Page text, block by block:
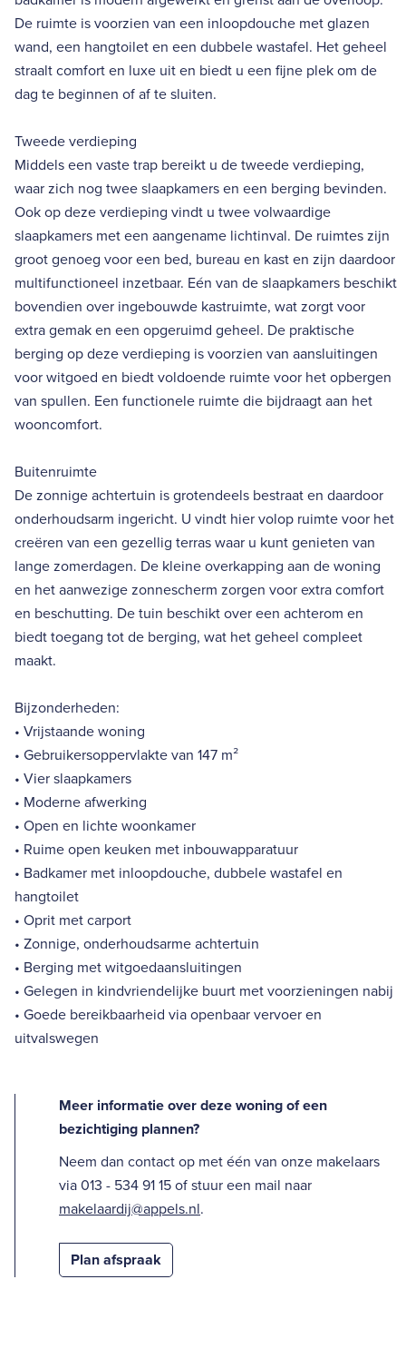
De ruimte is voorzien van een inloopdouche met glazen
wand, een hangtoilet en een dubbele wastafel. Het geheel
straalt comfort en luxe uit en biedt u een fijne plek om de
dag te beginnen of af te sluiten.
Tweede verdieping
Middels een vaste trap bereikt u de tweede verdieping,
waar zich nog twee slaapkamers en een berging bevinden.
Ook op deze verdieping vindt u twee volwaardige
slaapkamers met een aangename lichtinval. De ruimtes zijn
groot genoeg voor een bed, bureau en kast en zijn daardoor
multifunctioneel inzetbaar. Eén van de slaapkamers beschikt
bovendien over ingebouwde kastruimte, wat zorgt voor
extra gemak en een opgeruimd geheel. De praktische
berging op deze verdieping is voorzien van aansluitingen
voor witgoed en biedt voldoende ruimte voor het opbergen
van spullen. Een functionele ruimte die bijdraagt aan het
wooncomfort.
Buitenruimte
De zonnige achtertuin is grotendeels bestraat en daardoor
onderhoudsarm ingericht. U vindt hier volop ruimte voor het
creëren van een gezellig terras waar u kunt genieten van
lange zomerdagen. De kleine overkapping aan de woning
en het aanwezige zonnescherm zorgen voor extra comfort
en beschutting. De tuin beschikt over een achterom en
biedt toegang tot de berging, wat het geheel compleet
maakt.
Bijzonderheden:
• Vrijstaande woning
• Gebruikersoppervlakte van 147 m²
• Vier slaapkamers
• Moderne afwerking
• Open en lichte woonkamer
• Ruime open keuken met inbouwapparatuur
• Badkamer met inloopdouche, dubbele wastafel en
hangtoilet
• Oprit met carport
• Zonnige, onderhoudsarme achtertuin
• Berging met witgoedaansluitingen
• Gelegen in kindvriendelijke buurt met voorzieningen nabij
• Goede bereikbaarheid via openbaar vervoer en
uitvalswegen
Meer informatie over deze woning of een
bezichtiging plannen?
Neem dan contact op met één van onze makelaars
via 013 - 534 91 15 of stuur een mail naar
makelaardij@appels.nl.
Plan afspraak